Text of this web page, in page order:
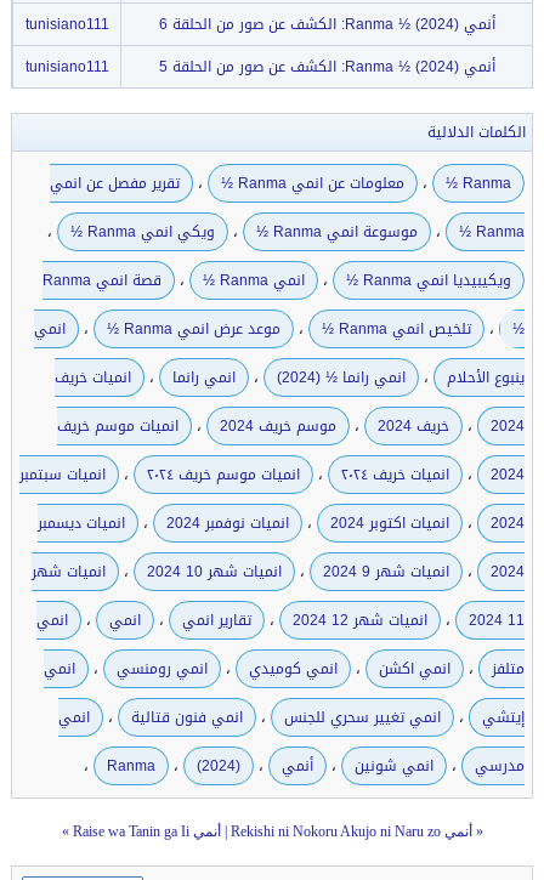
أنمي Ranma ½ (2024): الكشف عن صور من الحلقة 6
tunisiano111
أنمي Ranma ½ (2024): الكشف عن صور من الحلقة 5
tunisiano111
الكلمات الدلالية
Ranma ½
، معلومات عن انمي Ranma ½ ،
تقرير مفصل عن انمي
Ranma ½
، موسوعة انمي Ranma ½ ، ويكي انمي Ranma ½ ،
ويكيبيديا انمي Ranma ½ ، انمي Ranma ½ ،
قصة انمي Ranma
½
، تلخيص انمي Ranma ½ ، موعد عرض انمي Ranma ½ ،
انمي
ينبوع الأحلام
، انمي رانما ½ (2024) ، انمي رانما ،
انميات خريف
2024
، خريف 2024 ، موسم خريف 2024 ،
انميات موسم خريف
2024
، انميات خريف ٢٠٢٤ ، انميات موسم خريف ٢٠٢٤ ،
انميات سبتمبر
2024
، انميات اكتوبر 2024 ، انميات نوفمبر 2024 ،
انميات ديسمبر
2024
، انميات شهر 9 2024 ، انميات شهر 10 2024 ،
انميات شهر
11 2024
، انميات شهر 12 2024 ، تقارير انمي ، انمي ،
انمي
متلفز
، انمي اكشن ، انمي كوميدي ، انمي رومنسي ،
انمي
إيتشي
، انمي تغيير سحري للجنس ، انمي فنون قتالية ،
انمي
مدرسي
، انمي شونين ، أنمي ، Ranma ، (2024) ،
« أنمي Rekishi ni Nokoru Akujo ni Naru zo أنمي Raise wa Tanin ga Ii »